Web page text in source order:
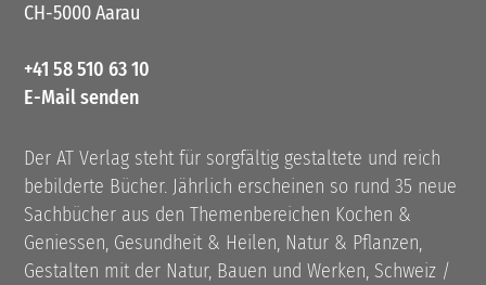
CH-5000 Aarau
+41 58 510 63 10
E-Mail senden
Der AT Verlag steht für sorgfältig gestaltete und reich
bebilderte Bücher. Jährlich erscheinen so rund 35 neue
Sachbücher aus den Themenbereichen Kochen &
Geniessen, Gesundheit & Heilen, Natur & Pflanzen,
Gestalten mit der Natur, Bauen und Werken, Schweiz /